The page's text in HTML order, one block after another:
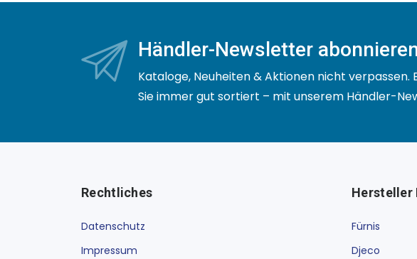
Händler-Newsletter
Kataloge, Neuheiten & Aktionen nicht verpassen.
Sie immer gut sortiert – mit unserem Händler-
Rechtliches
Datenschutz
Impressum
Hersteller
Fürnis
Djeco